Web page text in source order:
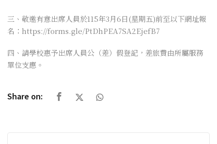
三、敬邀有意出席人員於115年3月6日(星期五)前至以下網址報
名：https://forms.gle/PtDhPEA7SA2EjefB7
四、請學校惠予出席人員公（差）假登記，差旅費由所屬服務
單位支應。
Share on: